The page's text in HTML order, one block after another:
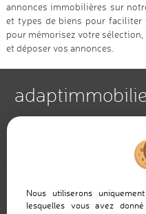
annonces immobilières sur
et types de biens pour faciliter
pour mémorisez votre
et déposer vos annonces.
Nous utiliserons
lesquelles vous avez